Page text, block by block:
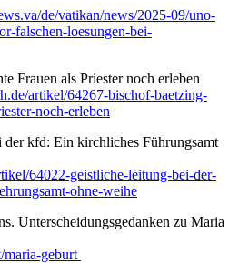
de/vatikan/news/2025-09/uno-
falschen-loesungen-bei-
Frauen als Priester noch erleben
artikel/64267-bischof-baetzing-
noch-erleben
kfd: Ein kirchliches Führungsamt
64022-geistliche-leitung-bei-der-
ohne-weihe
Unterscheidungsgedanken zu Maria
geburt